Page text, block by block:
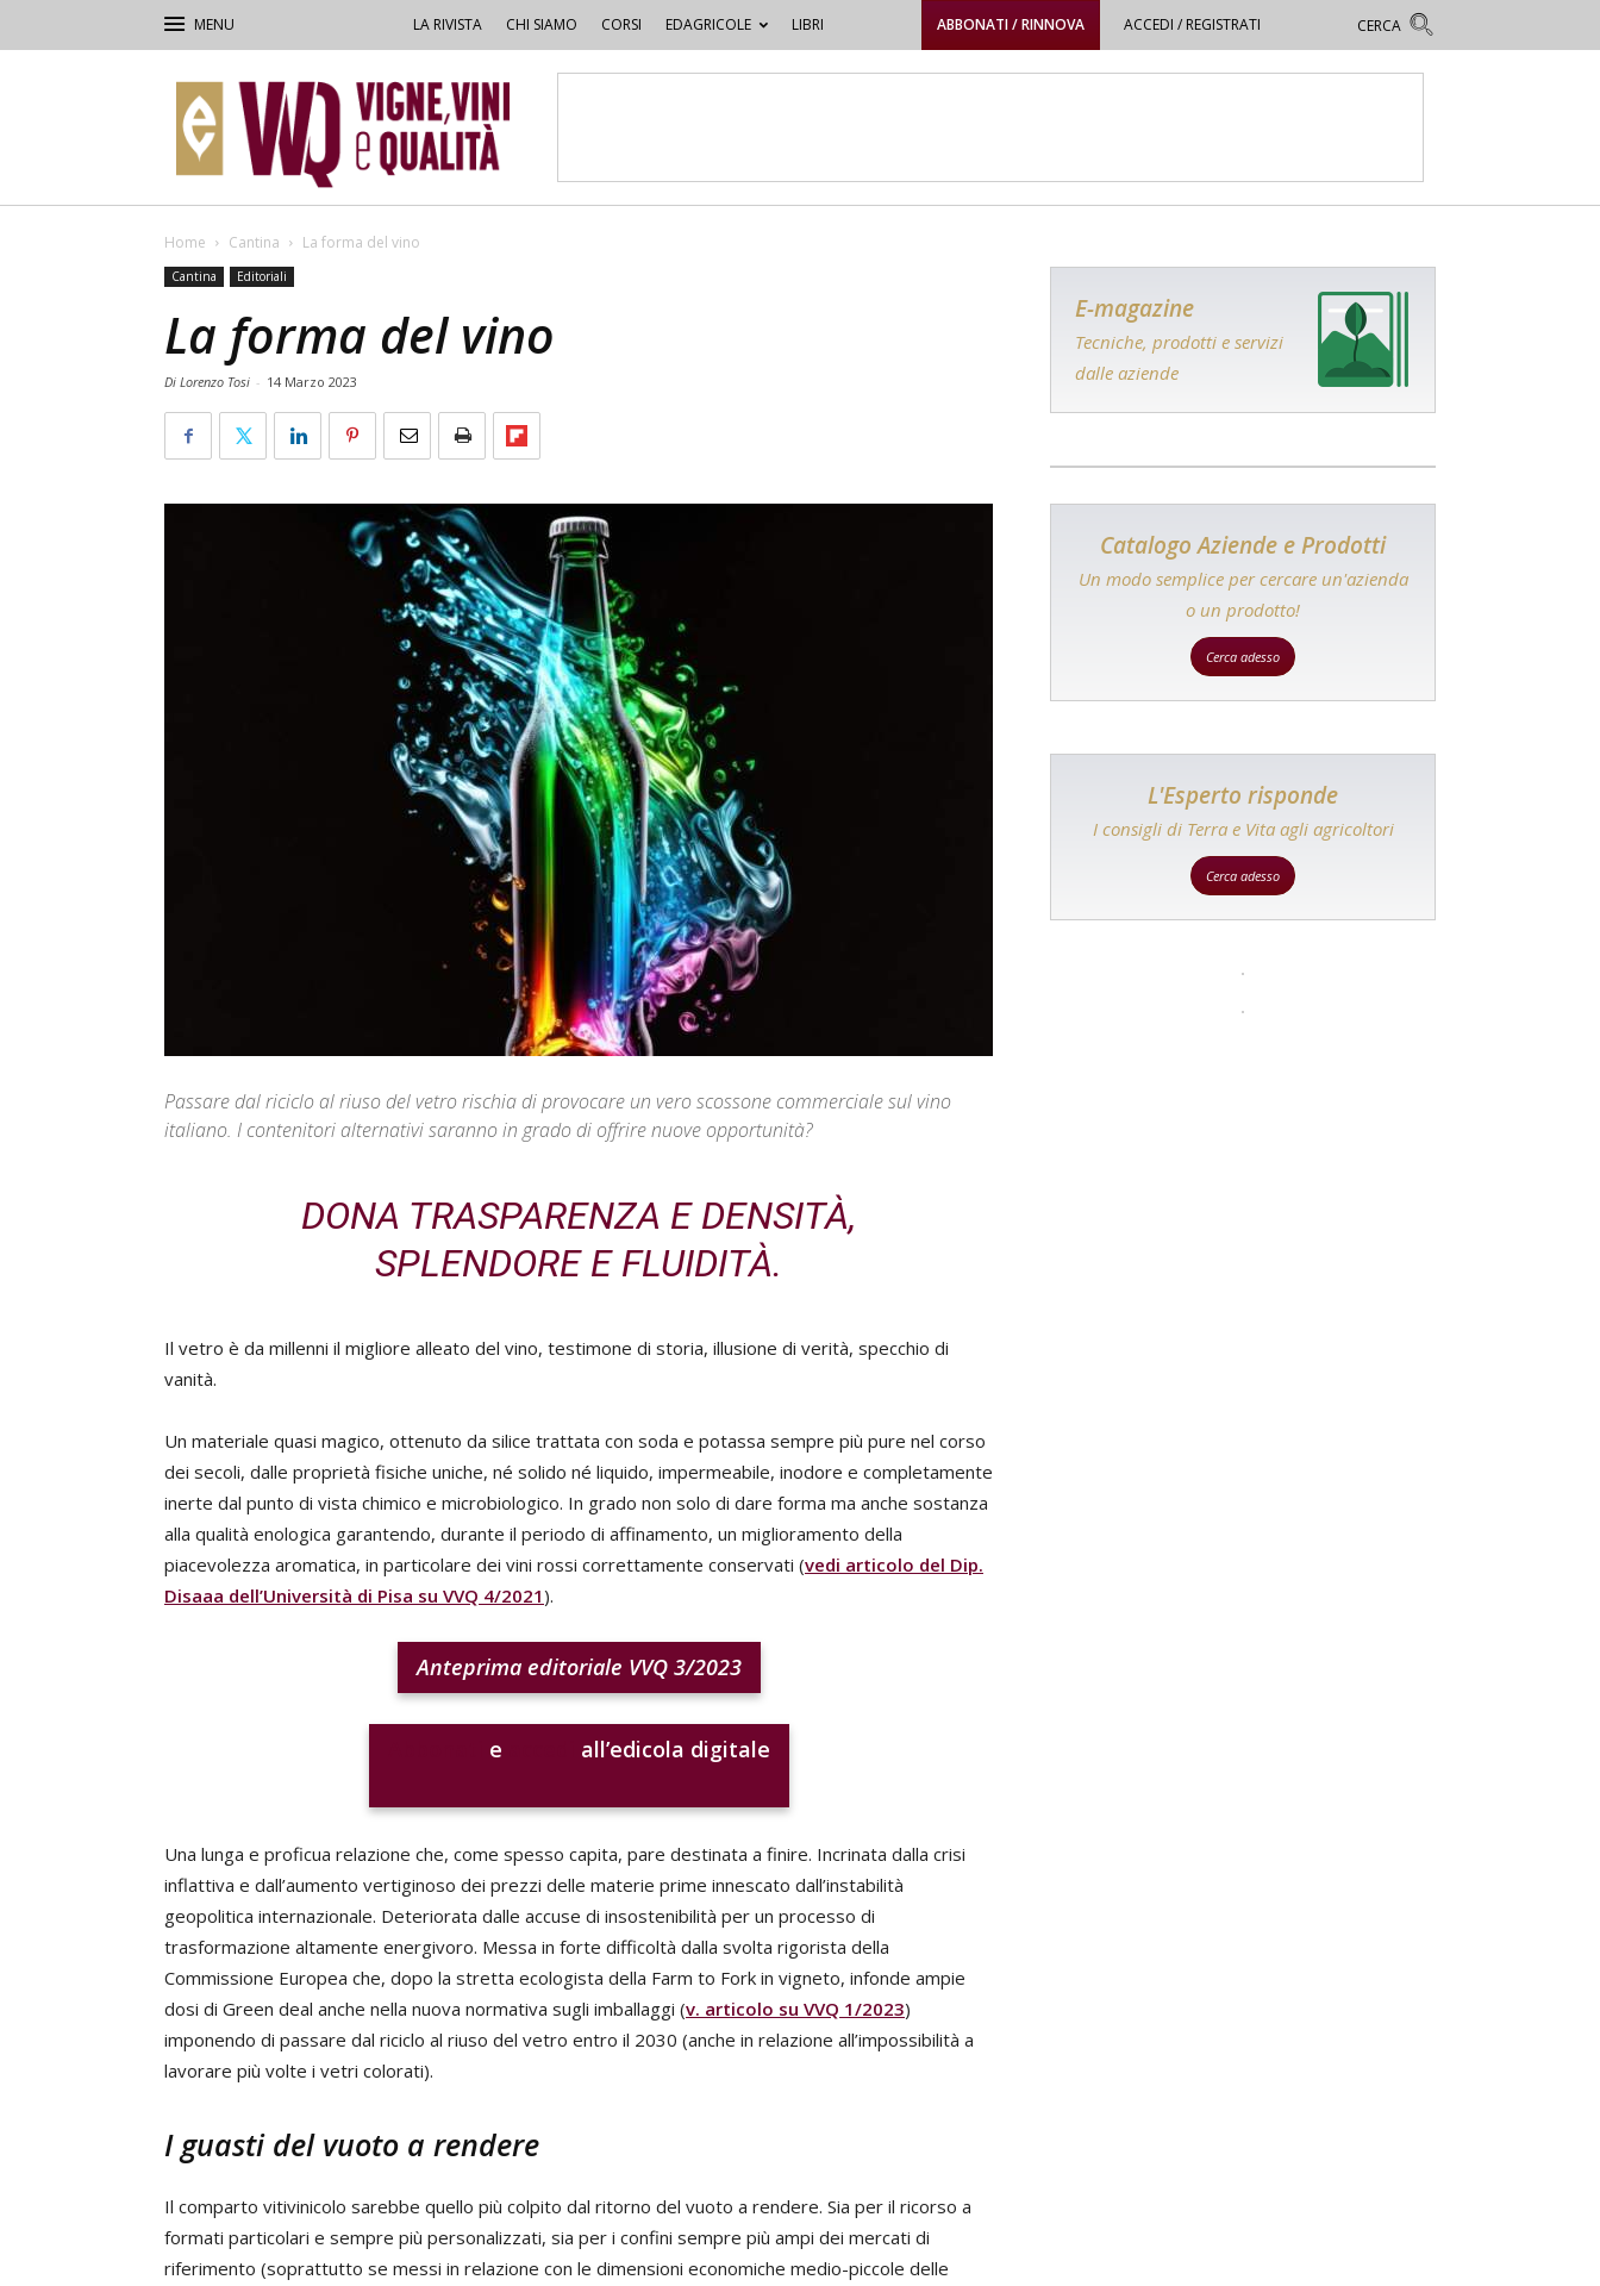
LA RIVISTA CHI SIAMO CORSI EDAGRICOLE LIBRI ABBONATI / RINNOVA ACCEDI / REGISTRATI
–
Vigne,
Vini
&
Home Cantina La forma del vino
Cantina Editoriali
La forma del vino
Di Lorenzo Tosi - 14 Marzo 2023
Passare dal riciclo al riuso del vetro rischia di provocare un vero scossone commerciale sul vino
italiano. I contenitori alternativi saranno in grado di offrire nuove opportunità?
DONA TRASPARENZA E DENSITÀ,
SPLENDORE E FLUIDITÀ.
Il vetro è da millenni il migliore alleato del vino, testimone di storia, illusione di verità, specchio di
vanità.
Un materiale quasi magico, ottenuto da silice trattata con soda e potassa sempre più pure nel corso
dei secoli, dalle proprietà fisiche uniche, né solido né liquido, impermeabile, inodore e completamente
inerte dal punto di vista chimico e microbiologico. In grado non solo di dare forma ma anche sostanza
alla qualità enologica garantendo, durante il periodo di affinamento, un miglioramento della
piacevolezza aromatica, in particolare dei vini rossi correttamente conservati (vedi articolo del Dip.
Disaaa dell’Università di Pisa su VVQ 4/2021).
Anteprima editoriale VVQ 3/2023
e all’edicola digitale
Una lunga e proficua relazione che, come spesso capita, pare destinata a finire. Incrinata dalla crisi
inflattiva e dall’aumento vertiginoso dei prezzi delle materie prime innescato dall’instabilità
geopolitica internazionale. Deteriorata dalle accuse di insostenibilità per un processo di
trasformazione altamente energivoro. Messa in forte difficoltà dalla svolta rigorista della
Commissione Europea che, dopo la stretta ecologista della Farm to Fork in vigneto, infonde ampie
dosi di Green deal anche nella nuova normativa sugli imballaggi (v. articolo su VVQ 1/2023)
imponendo di passare dal riciclo al riuso del vetro entro il 2030 (anche in relazione all’impossibilità a
lavorare più volte i vetri colorati).
I guasti del vuoto a rendere
Il comparto vitivinicolo sarebbe quello più colpito dal ritorno del vuoto a rendere. Sia per il ricorso a
formati particolari e sempre più personalizzati, sia per i confini sempre più ampi dei mercati di
riferimento (soprattutto se messi in relazione con le dimensioni economiche medio-piccole delle
E-magazine
Tecniche, prodotti e servizi
dalle aziende
Catalogo Aziende e Prodotti
Un modo semplice per cercare un'azienda
o un prodotto!
Cerca adesso
L'Esperto risponde
I consigli di Terra e Vita agli agricoltori
Cerca adesso